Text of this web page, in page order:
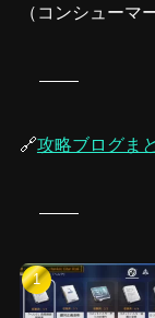
（コンシューマー
🔗攻略ブログま